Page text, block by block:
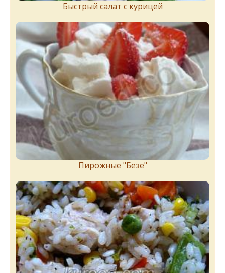
Быстрый салат с курицей
Пирожныe "Бeзe"